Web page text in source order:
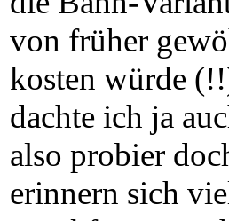
von früher
kosten würde
dachte ich ja
also probier
erinnern sich